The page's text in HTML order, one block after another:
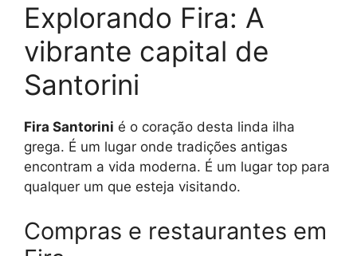
Explorando Fira: A
vibrante capital de
Santorini
Fira Santorini é o coração desta linda ilha
grega. É um lugar onde tradições antigas
encontram a vida moderna. É um lugar top para
qualquer um que esteja visitando.
Compras e restaurantes em